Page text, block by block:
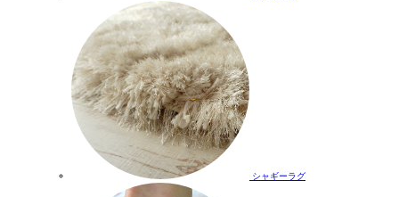
シャギーラグ